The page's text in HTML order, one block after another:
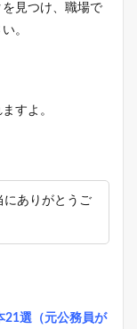
見つけ、職場で
。
すよ。
にありがとうご
21選（元公務員が